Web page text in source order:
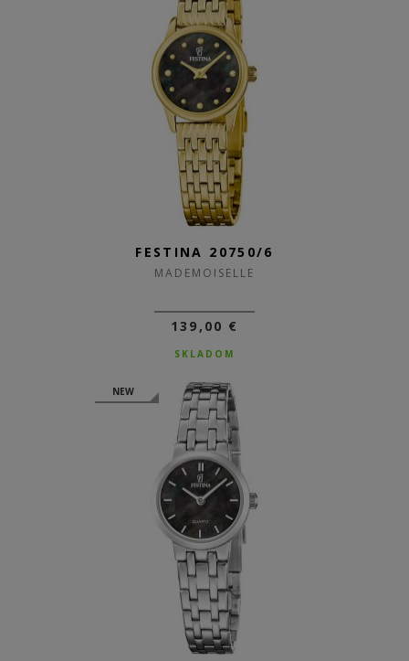
FESTINA 20750/6
MADEMOISELLE
139,00 €
SKLADOM
NEW